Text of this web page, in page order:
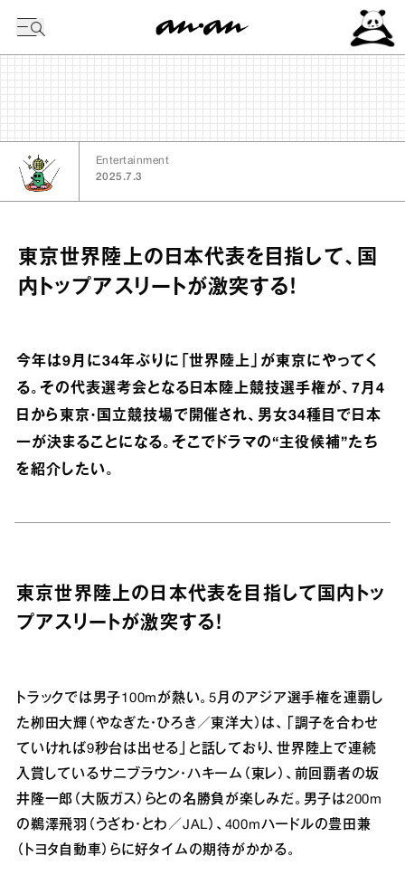
Entertainment
2025.7.3
東京世界陸上の日本代表を目指して、国
内トップアスリートが激突する！
今年は9月に34年ぶりに「世界陸上」が東京にやってく
る。その代表選考会となる日本陸上競技選手権が、7月4
日から東京・国立競技場で開催され、男女34種目で日本
一が決まることになる。そこでドラマの“主役候補”たち
を紹介したい。
東京世界陸上の日本代表を目指して国内トッ
プアスリートが激突する！
トラックでは男子100mが熱い。5月のアジア選手権を連覇し
た栁田大輝（やなぎた・ひろき／東洋大）は、「調子を合わせ
ていければ9秒台は出せる」と話しており、世界陸上で連続
入賞しているサニブラウン・ハキーム（東レ）、前回覇者の坂
井隆一郎（大阪ガス）らとの名勝負が楽しみだ。男子は200m
の鵜澤飛羽（うざわ・とわ／JAL）、400mハードルの豊田兼
（トヨタ自動車）らに好タイムの期待がかかる。